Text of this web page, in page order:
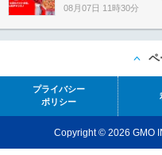
08月07日 11時30分
ペ
プライバシー
ポリシー
Copyright © 2026 GMO